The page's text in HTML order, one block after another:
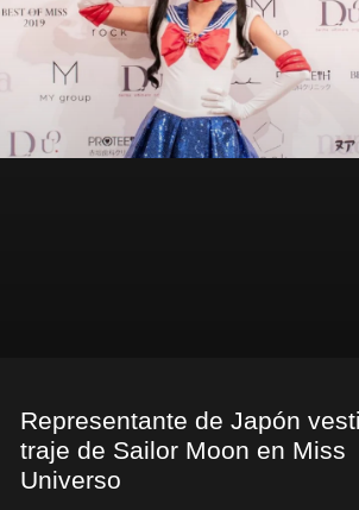
Representante de Japón
traje de Sailor Moon en Miss
Universo